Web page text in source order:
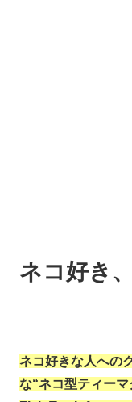
ネコ好き、
ネコ好きな人への
な“ネコ型ティー